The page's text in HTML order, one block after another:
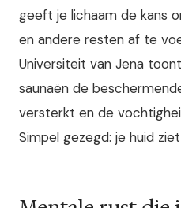
geeft je lichaam de kans
en andere resten af te
Universiteit van Jena
saunaën de
versterkt en de
Simpel gezegd: je huid